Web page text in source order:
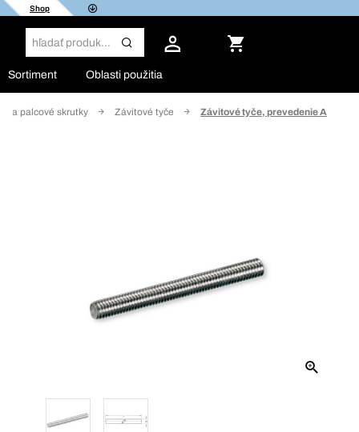
Shop
Sortiment Oblasti použitia
a palcové skrutky Závitové tyče Závitové tyče, prevedenie A